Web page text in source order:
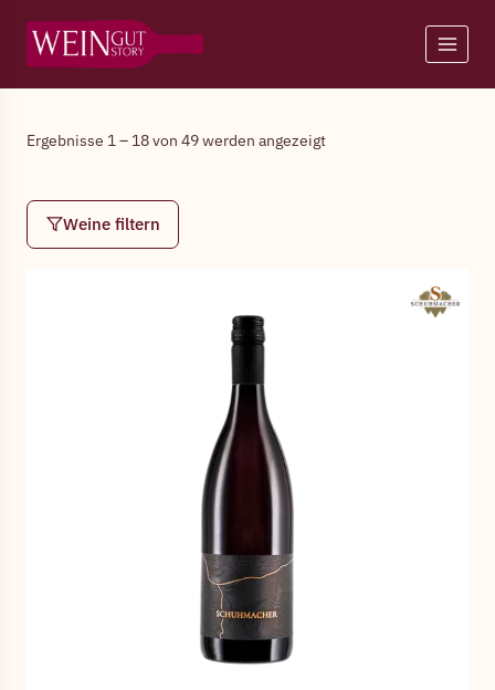
Inhalt
springen
Ergebnisse 1 – 18 von 49 werden angezeigt
Weine filtern